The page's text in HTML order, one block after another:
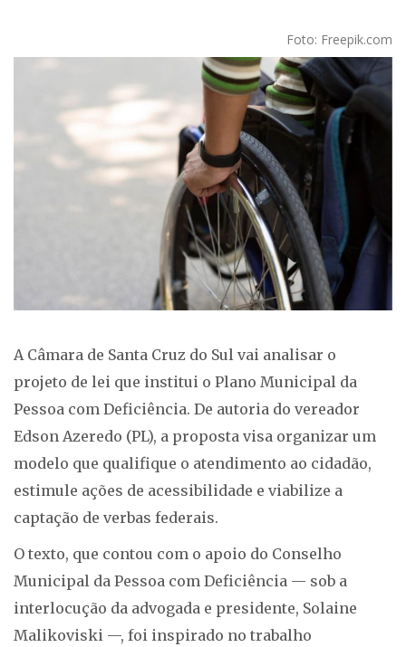
Foto: Freepik.com
A Câmara de Santa Cruz do Sul vai analisar o
projeto de lei que institui o Plano Municipal da
Pessoa com Deficiência. De autoria do vereador
Edson Azeredo (PL), a proposta visa organizar um
modelo que qualifique o atendimento ao cidadão,
estimule ações de acessibilidade e viabilize a
captação de verbas federais.
O texto, que contou com o apoio do Conselho
Municipal da Pessoa com Deficiência — sob a
interlocução da advogada e presidente, Solaine
Malikoviski —, foi inspirado no trabalho